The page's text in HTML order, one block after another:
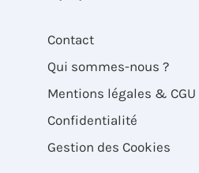
Contact
Qui sommes-nous ?
Mentions légales & CGU
Confidentialité
Gestion des Cookies